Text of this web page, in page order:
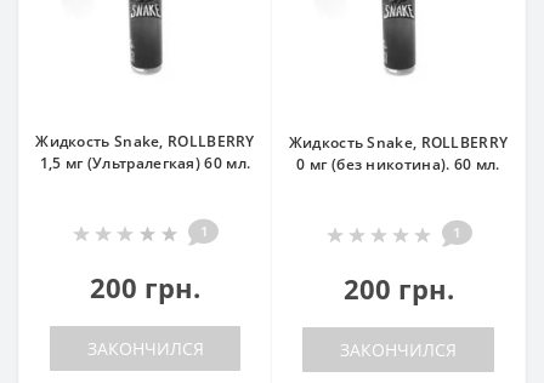
Жидкость Snake, ROLLBERRY
1,5 мг (Ультралегкая) 60 мл.
1
200 грн.
ЗАКОНЧИЛСЯ
Жидкость Snake, ROLLBERRY
0 мг (без никотина). 60 мл.
1
200 грн.
ЗАКОНЧИЛСЯ